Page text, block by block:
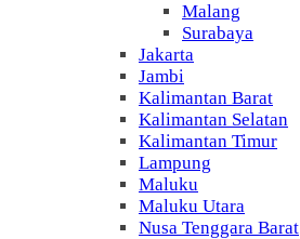
Malang
Surabaya
Jakarta
Jambi
Kalimantan Barat
Kalimantan Selatan
Kalimantan Timur
Lampung
Maluku
Maluku Utara
Nusa Tenggara Barat